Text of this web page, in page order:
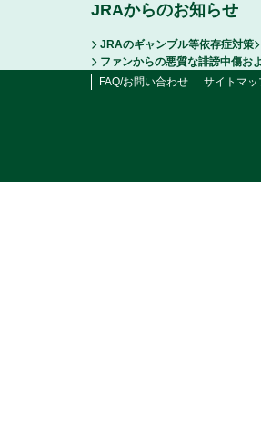
JRAからのお知らせ
JRAのギャンブル等依存症対策
ファンからの悪質な誹謗中傷お
FAQ/お問い合わせ
サイトマッ